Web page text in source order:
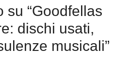
su “Goodfellas
dischi usati,
musicali”